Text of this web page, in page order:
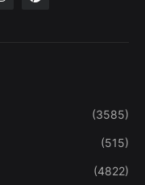
(3585)
(515)
(4822)